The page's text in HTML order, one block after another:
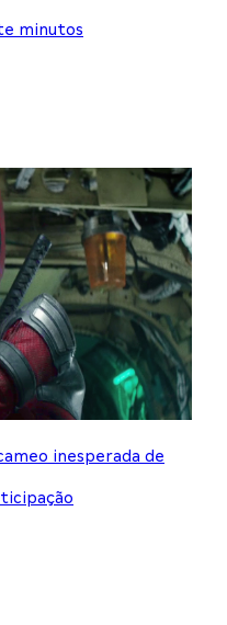
minutos
inesperada de